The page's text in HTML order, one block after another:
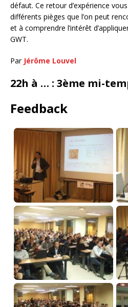
défaut. Ce retour d’expérience
différents pièges que l’on peut
et à comprendre l’intérêt
GWT.
Par Jérôme Louvel
22h à … : 3ème mi-
Feedback